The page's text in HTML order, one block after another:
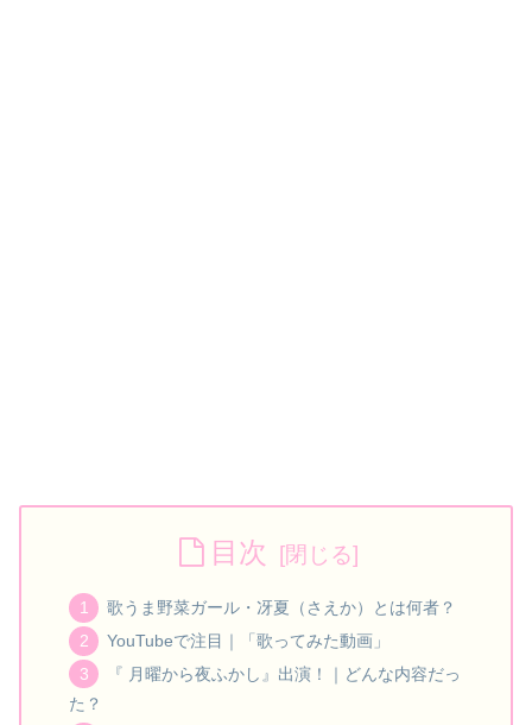
目次
歌うま野菜ガール・冴夏（さえか）とは何者？
YouTubeで注目｜「歌ってみた動画」
『 月曜から夜ふかし』出演！｜どんな内容だっ
た？